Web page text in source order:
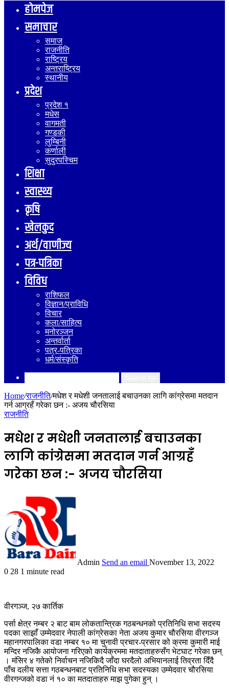
होमपेज
समाचार
समाज
राजनीति
राष्ट्रिय
अन्तराष्ट्रिय
स्थानीय
प्रदेश
प्रदेश १
मधेस
वागमती
गण्डकी
लुम्बिनी
कर्णाली
सुदुरपस्चिम
शिक्षा
स्वास्थ्य
कृषि
खेलकुद
अर्थ/वाणीज्य
पत्र-पत्रिका
विविध
राशिफल
विज्ञान/प्राविधि
विचार
कला/साहित्य
मनोरञ्जन
अन्तर्वार्ता
पत्र-पत्रिका
धर्म/संस्कृति
Home/राजनीति/मधेश र मधेशी जनतालाई बचाउनका लागि कांग्रेसमा मतदान
गर्न आग्रहँ गरेका छन :- अजय चौरसिया
राजनीति
मधेश र मधेशी जनतालाई बचाउनका
लागि कांग्रेसमा मतदान गर्न आग्रहँ
गरेका छन :- अजय चौरसिया
Admin Send an email November 13, 2022
0 28 1 minute read
वीरगञ्ज, २७ कार्तिक
पर्सा क्षेत्र नम्बर २ बाट बाम लोकतान्त्रिक गठबन्धनको प्रतिनिधि सभा सदस्य
पदका साझाँ उम्मेदवार नेपाली कांग्रेसका नेता अजय कुमार चौरसिया वीरगञ्ज
महानगरपालिका वडा नम्बर १० मा चुनावी प्रचार-प्रसार को क्रमा कुमारी माई
मन्दिर नजिकै आयोजना गरिएको कार्यक्रममा मतदाताहरुसँग भेटघाट गरेका छन्
। मंसिर ४ गतेको निर्वाचन नजिकिदै जाँदा घरदैलो अभियानलाई तिव्रता दिँदै
पाँच दलीय सत्ता गठबन्धनबाट प्रतिनिधि सभा सदस्यका उम्मेदवार चौरसिया
वीरगन्जको वडा नं १० का मतदाताहरु माझ पुगेका हुन् ।